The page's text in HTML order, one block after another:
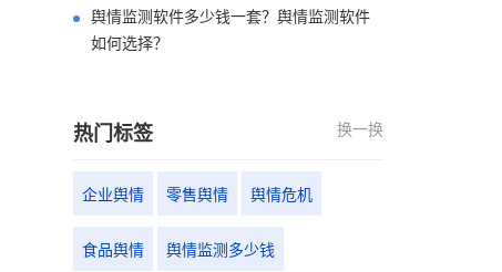
舆情监测软件多少钱一套？舆情监测软件
如何选择？
热门标签 换一换
企业舆情 零售舆情 舆情危机
食品舆情 舆情监测多少钱